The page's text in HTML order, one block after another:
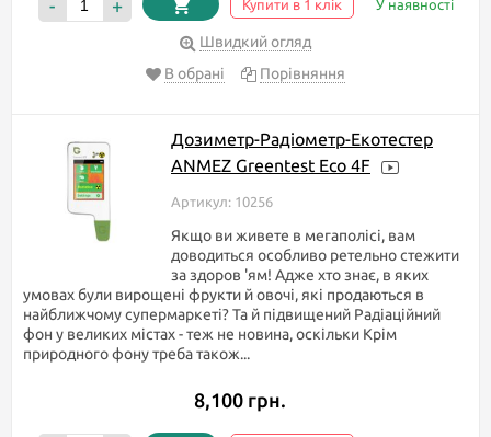
Якщо ж Вам важко впоратися з інформацією або виникли якісь
питання, то не соромтеся подзвонити нам або задати питання
в чат. Наші фахівці з радістю дадуть відповідь на ваше
- + Купити в 1 клік У наявності
Швидкий огляд
В обрані
Порівняння
Дозиметр-Радіометр-Екотестер
ANMEZ Greentest Eco 4F
Артикул: 10256
Якщо ви живете в мегаполісі, вам
доводиться особливо ретельно стежити
за здоров 'ям! Адже хто знає, в яких
умовах були вирощені фрукти й овочі, які продаються в
найближчому супермаркеті? Та й підвищений Радіаційний
фон у великих містах - теж не новина, оскільки Крім
природного фону треба також...
8,100 грн.